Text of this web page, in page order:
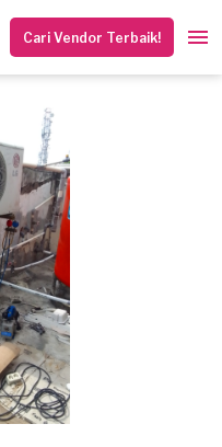
Cari Vendor Terbaik!